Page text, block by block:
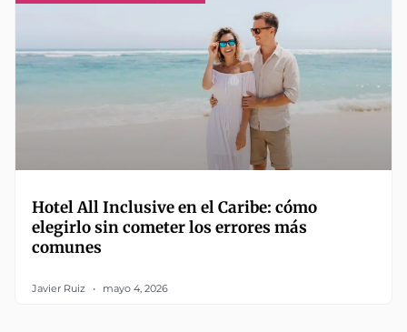
Hotel All Inclusive en el Caribe: cómo
elegirlo sin cometer los errores más
comunes
Javier Ruiz mayo 4, 2026